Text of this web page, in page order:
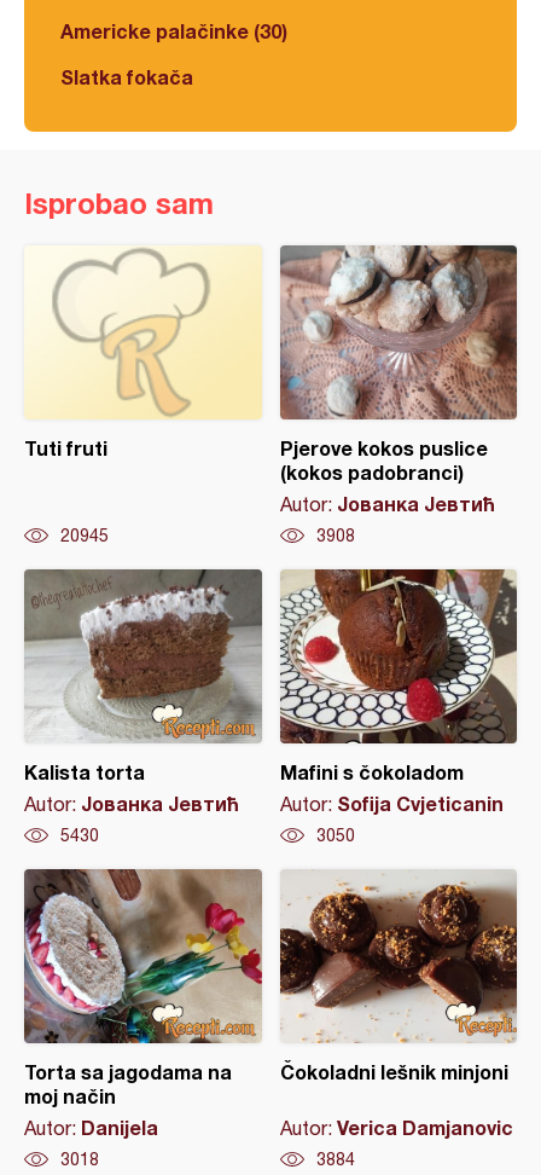
Americke palačinke (30)
Slatka fokača
Isprobao sam
Tuti fruti
20945
Pjerove kokos puslice
(kokos padobranci)
Autor: Јованка Јевтић
3908
Kalista torta
Autor: Јованка Јевтић
5430
Mafini s čokoladom
Autor: Sofija Cvjeticanin
3050
Torta sa jagodama na
moj način
Autor: Danijela
3018
Čokoladni lešnik minjoni
Autor: Verica Damjanovic
3884